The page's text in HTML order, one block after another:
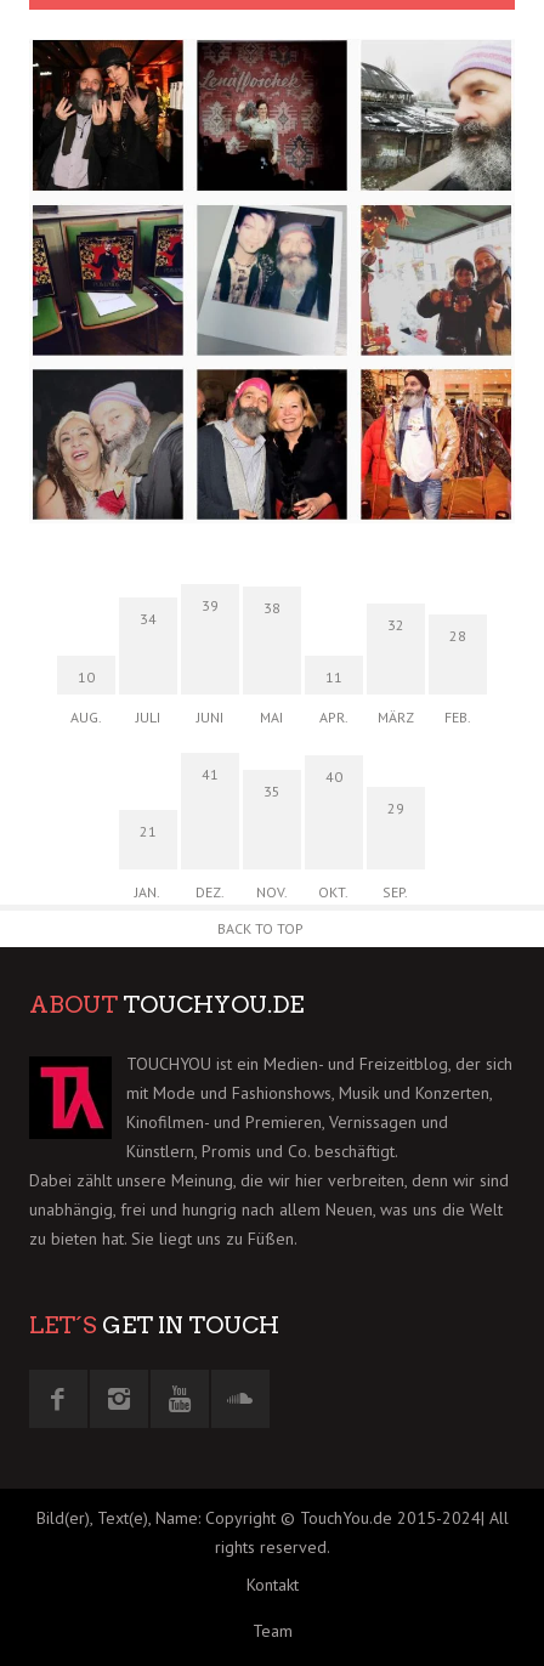
10
AUG.
34
JULI
39
JUNI
38
MAI
11
APR.
32
MÄRZ
28
FEB.
21
JAN.
41
DEZ.
35
NOV.
40
OKT.
29
SEP.
BACK TO TOP
ABOUT TOUCHYOU.DE
TOUCHYOU ist ein Medien- und Freizeitblog, der sich
mit Mode und Fashionshows, Musik und Konzerten,
Kinofilmen- und Premieren, Vernissagen und
Künstlern, Promis und Co. beschäftigt.
Dabei zählt unsere Meinung, die wir hier verbreiten, denn wir sind
unabhängig, frei und hungrig nach allem Neuen, was uns die Welt
zu bieten hat. Sie liegt uns zu Füßen.
LET´S GET IN TOUCH
Bild(er), Text(e), Name: Copyright © TouchYou.de 2015-2024| All
rights reserved.
Kontakt
Team